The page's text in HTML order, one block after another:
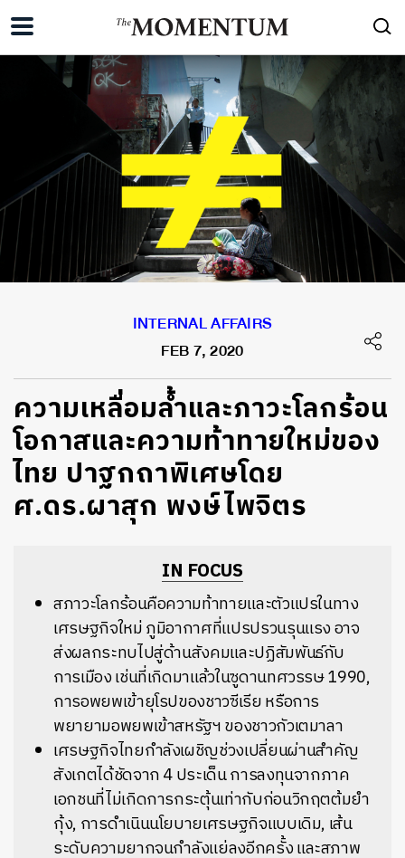
INTERNAL AFFAIRS
FEB 7, 2020
ความเหลื่อมล้ำและภาวะโลกร้อน
โอกาสและความท้าทายใหม่ของ
ไทย ปาฐกถาพิเศษโดย
ศ.ดร.ผาสุก พงษ์ไพจิตร
IN FOCUS
สภาวะโลกร้อนคือความท้าทายและตัวแปรในทาง
เศรษฐกิจใหม่ ภูมิอากาศที่แปรปรวนรุนแรง อาจ
ส่งผลกระทบไปสู่ด้านสังคมและปฏิสัมพันธ์กับ
การเมือง เช่นที่เกิดมาแล้วในซูดานทศวรรษ 1990,
การอพยพเข้ายุโรปของชาวซีเรีย หรือการ
พยายามอพยพเข้าสหรัฐฯ ของชาวกัวเตมาลา
เศรษฐกิจไทยกำลังเผชิญช่วงเปลี่ยนผ่านสำคัญ
สังเกตได้ชัดจาก 4 ประเด็น การลงทุนจากภาค
เอกชนที่ไม่เกิดการกระตุ้นเท่ากับก่อนวิกฤตต้มยำ
กุ้ง, การดำเนินนโยบายเศรษฐกิจแบบเดิม, เส้น
ระดับความยากจนกำลังแย่ลงอีกครั้ง และสภาพ